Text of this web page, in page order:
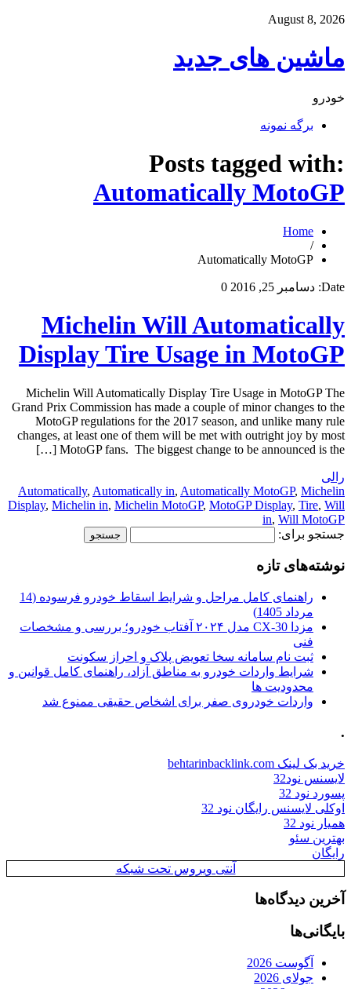
August 8, 2026
ماشین های جدید
خودرو
برگه نمونه
Posts tagged with:
Automatically MotoGP
Home
/
Automatically MotoGP
Date: دسامبر 25, 2016 0
Michelin Will Automatically
Display Tire Usage in MotoGP
Michelin Will Automatically Display Tire Usage in MotoGP The
Grand Prix Commission has made a couple of minor changes to the
MotoGP regulations for the 2017 season, and unlike many rule
changes, at least one of them will be met with outright joy by most
MotoGP fans. The biggest change to be announced is the […]
رالی
Automatically, Automatically in, Automatically MotoGP, Michelin
Display, Michelin in, Michelin MotoGP, MotoGP Display, Tire, Will
in, Will MotoGP
جستجو برای:
نوشته‌های تازه
راهنمای کامل مراحل و شرایط اسقاط خودرو فرسوده (14
مرداد 1405)
مزدا CX-30 مدل ۲۰۲۴ آفتاب خودرو؛ بررسی و مشخصات
فنی
ثبت نام سامانه سخا تعویض پلاک و احراز سکونت
شرایط واردات خودرو به مناطق آزاد، راهنمای کامل قوانین و
محدودیت ها
واردات خودروی صفر برای اشخاص حقیقی ممنوع شد
.
خرید بک لینک behtarinbacklink.com
لایسنس نود32
پسورد نود 32
اوکلی لایسنس رایگان نود 32
همیار نود 32
بهترین سئو
رایگان
آنتی ویروس تحت شبکه
آخرین دیدگاه‌ها
بایگانی‌ها
آگوست 2026
جولای 2026